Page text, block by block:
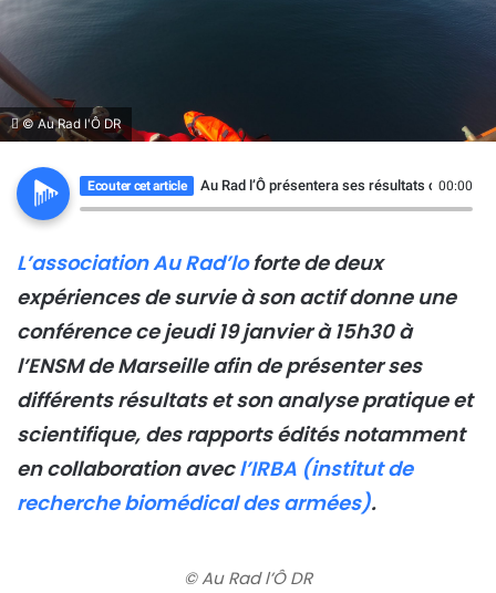
© Au Rad l'Ô DR
Ecouter cet article Au Rad l’Ô présentera ses résultats ce jeudi
00:00
L’association Au Rad’loforte de deux
expériences de survie à son actif donne une
conférence ce jeudi 19 janvier à 15h30 à
l’ENSM de Marseille afin de présenter ses
différents résultats et son analyse pratique et
scientifique, des rapports édités notamment
en collaboration avecl’IRBA (institut de
recherche biomédical des armées).
© Au Rad l’Ô DR